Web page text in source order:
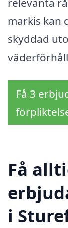
markis kan
skyddad
Få 3
Få
i